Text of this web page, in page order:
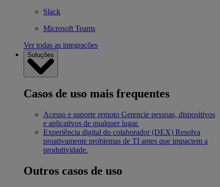
Slack
Microsoft Teams
Ver todas as integrações
Soluções
Casos de uso mais frequentes
Acesso e suporte remoto Gerencie pessoas, dispositivos
e aplicativos de qualquer lugar.
Experiência digital do colaborador (DEX) Resolva
proativamente problemas de TI antes que impactem a
produtividade.
Outros casos de uso